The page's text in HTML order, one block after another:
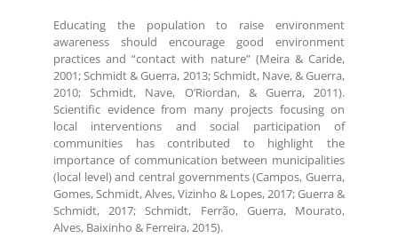
Educating the population to raise environment
awareness should encourage good environment
practices and “contact with nature” (Meira & Caride,
2001; Schmidt & Guerra, 2013; Schmidt, Nave, & Guerra,
2010; Schmidt, Nave, O’Riordan, & Guerra, 2011).
Scientific evidence from many projects focusing on
local interventions and social participation of
communities has contributed to highlight the
importance of communication between municipalities
(local level) and central governments (Campos, Guerra,
Gomes, Schmidt, Alves, Vizinho & Lopes, 2017; Guerra &
Schmidt, 2017; Schmidt, Ferrão, Guerra, Mourato,
Alves, Baixinho & Ferreira, 2015).